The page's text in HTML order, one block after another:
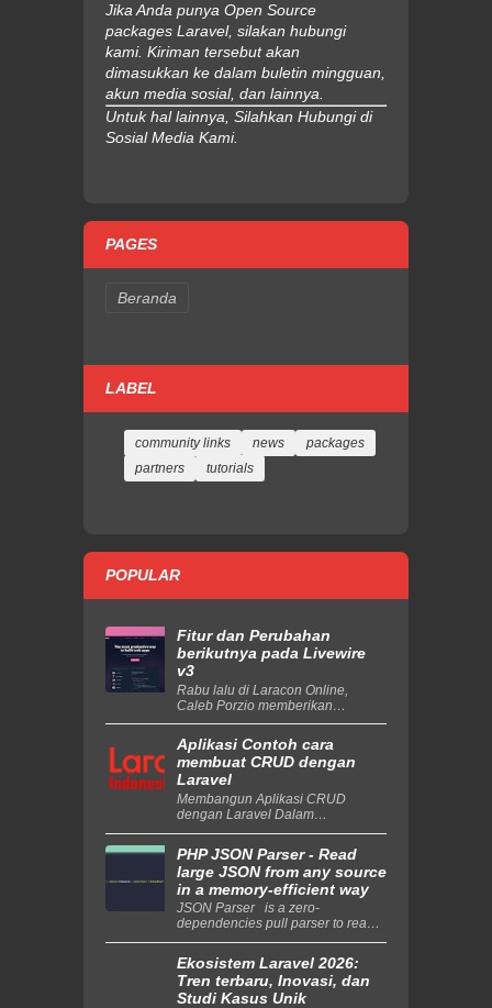
Jika Anda punya Open Source
packages Laravel, silakan hubungi
kami. Kiriman tersebut akan
dimasukkan ke dalam buletin mingguan,
akun media sosial, dan lainnya.
Untuk hal lainnya, Silahkan Hubungi di
Sosial Media Kami.
PAGES
Beranda
LABEL
community links news
packages
partners
tutorials
POPULAR
Fitur dan Perubahan
berikutnya pada Livewire
v3
Rabu lalu di Laracon Online,
Caleb Porzio memberikan
ceramah berjudul " The Future of
Livewire " yang
mendemonstrasikan semua fitu...
Aplikasi Contoh cara
membuat CRUD dengan
Laravel
Membangun Aplikasi CRUD
dengan Laravel Dalam
pengembangan web, operasi
CRUD (Create, Read, Update,
Delete) adalah salah satu yang
paling umu...
PHP JSON Parser - Read
large JSON from any source
in a memory-efficient way
JSON Parser is a zero-
dependencies pull parser to read
large JSON from any source in a
memory-efficient way. You can
read JSON from any so...
Ekosistem Laravel 2026:
Tren terbaru, Inovasi, dan
Studi Kasus Unik